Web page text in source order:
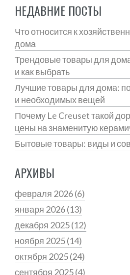
НЕДАВНИЕ ПОСТЫ
Что относится к
дома
Трендовые товары для
и как выбрать
Лучшие товары для дома:
и необходимых вещей
Почему Le Creuset такой
цены на знаменитую
Бытовые товары: виды и
АРХИВЫ
февраля 2026(6)
января 2026(13)
декабря 2025(12)
ноября 2025(14)
октября 2025(24)
сентября 2025(4)